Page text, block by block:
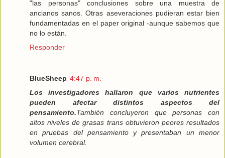
"las personas" conclusiones sobre una muestra de
ancianos sanos. Otras aseveraciones pudieran estar bien
fundamentadas en el paper original -aunque sabemos que
no lo están.
Responder
BlueSheep 4:47 p. m.
Los investigadores hallaron que varios nutrientes
pueden afectar distintos aspectos del
pensamiento.También concluyeron que personas con
altos niveles de grasas trans obtuvieron peores resultados
en pruebas del pensamiento y presentaban un menor
volumen cerebral.